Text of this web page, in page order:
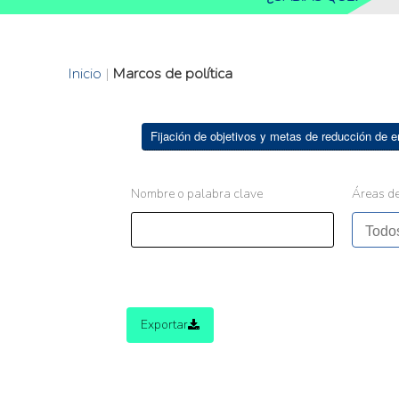
Inicio | Marcos de política
Fijación de objetivos y metas de reducción de
Nombre o palabra clave Áreas
Exportar